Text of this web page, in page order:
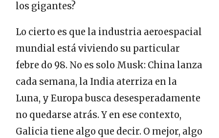
los gigantes?
Lo cierto es que la industria aeroespacial
mundial está viviendo su particular
febre do 98. No es solo Musk: China lanza
cada semana, la India aterriza en la
Luna, y Europa busca desesperadamente
no quedarse atrás. Y en ese contexto,
Galicia tiene algo que decir. O mejor, algo